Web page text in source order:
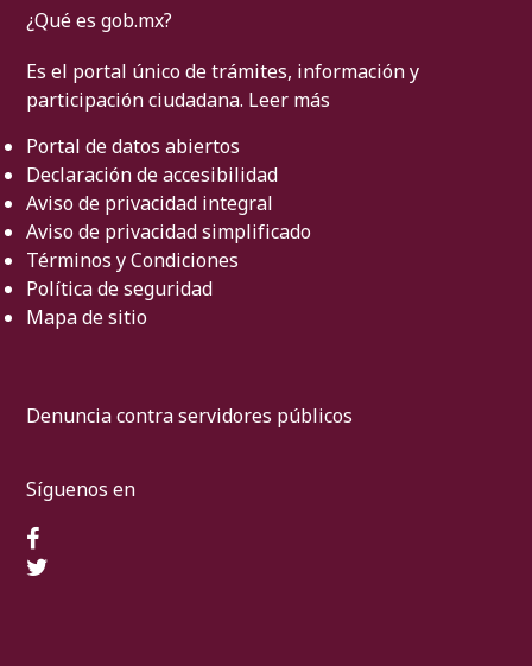
¿Qué es gob.mx?
Es el portal único de trámites, información y
participación ciudadana. Leer más
Portal de datos abiertos
Declaración de accesibilidad
Aviso de privacidad integral
Aviso de privacidad simplificado
Términos y Condiciones
Política de seguridad
Mapa de sitio
Denuncia contra servidores públicos
Síguenos en